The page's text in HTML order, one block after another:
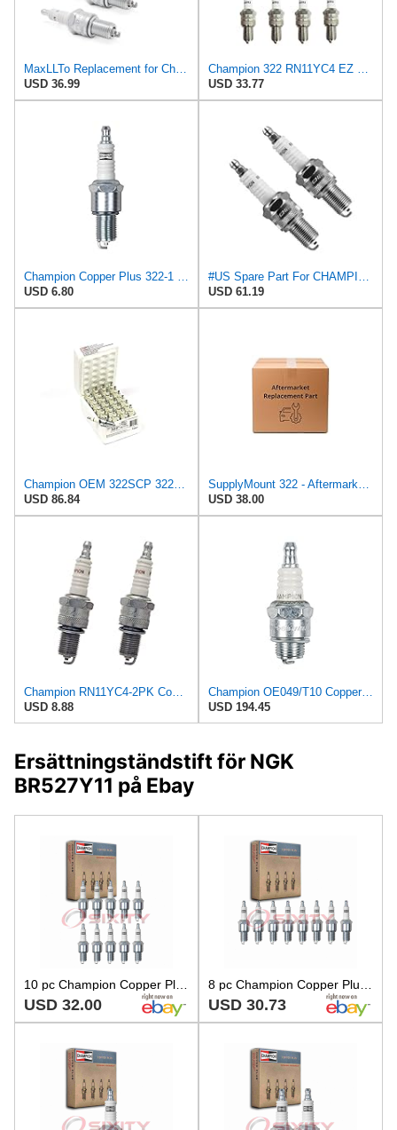
MaxLLTo Replacement for Champion Spark Plug (322) RN11YC4 Replaces for NGK BPR5ES, 4 pack
USD 36.99
USD 33.77
USD 6.80
USD 61.19
Champion OEM 322SCP 322S Rn11yc4 Shop Pack 24 Plugs
USD 86.84
USD 38.00
Champion RN11YC4-2PK Copper Plus Spark Plug Stock # 322 (2 Pack)
USD 8.88
Champion OE049/T10 Copper Spark Plug, Set of 10
USD 194.45
Ersättningständstift för NGK
BR527Y11 på Ebay
10 pc Champion Copper Plus 322 Spark Plugs for WR9DCY WR8DS WR8DCX WR10LCV ln
USD 32.00
8 pc Champion Copper Plus 322 Spark Plugs for WR9DCY WR8DS WR8DCX WR10LCV jq
USD 30.73